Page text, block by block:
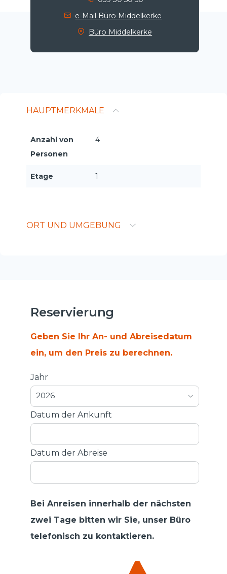
e-Mail Büro Middelkerke
Büro Middelkerke
HAUPTMERKMALE
Anzahl von
Personen
4
Etage 1
ORT UND UMGEBUNG
Reservierung
Geben Sie Ihr An- und Abreisedatum
ein, um den Preis zu berechnen.
Jahr
2026
Datum der Ankunft
Datum der Abreise
Bei Anreisen innerhalb der nächsten
zwei Tage bitten wir Sie, unser Büro
telefonisch zu kontaktieren.